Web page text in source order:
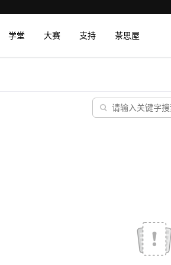
学堂 大赛 支持 茶思屋